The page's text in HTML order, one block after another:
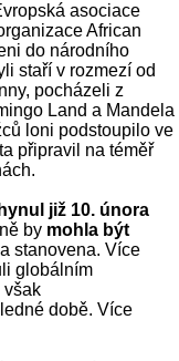
asociace
African
do národního
staří v rozmezí od
pocházeli z
Land a Mandela
loni podstoupilo ve
připravil na téměř
již 10. února
by mohla být
stanovena. Více
globálním
však
době. Více